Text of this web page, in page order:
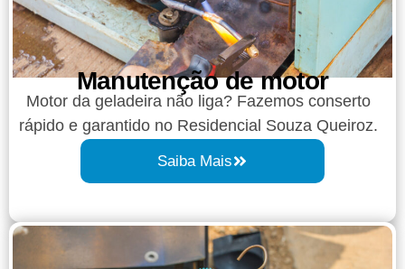
Manutenção de motor
Motor da geladeira não liga? Fazemos conserto
rápido e garantido no Residencial Souza Queiroz.
Saiba Mais